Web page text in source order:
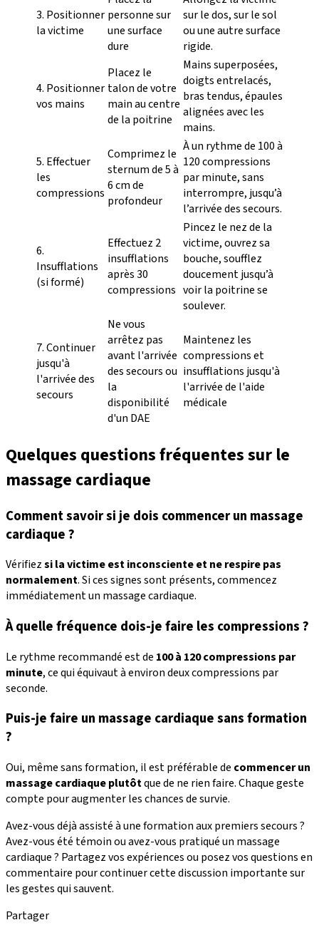
3. Positionner
la victime
personne sur
une surface
dure
sur le dos, sur le sol
ou une autre surface
rigide.
4. Positionner
vos mains
Placez le
talon de votre
main au centre
de la poitrine
Mains superposées,
doigts entrelacés,
bras tendus, épaules
alignées avec les
mains.
5. Effectuer
les
compressions
Comprimez le
sternum de 5 à
6 cm de
profondeur
À un rythme de 100 à
120 compressions
par minute, sans
interrompre, jusqu’à
l’arrivée des secours.
6.
Insufflations
(si formé)
Effectuez 2
insufflations
après 30
compressions
Pincez le nez de la
victime, ouvrez sa
bouche, soufflez
doucement jusqu’à
voir la poitrine se
soulever.
7. Continuer
jusqu'à
l'arrivée des
secours
Ne vous
arrêtez pas
avant l'arrivée
des secours ou
la
disponibilité
d'un DAE
Maintenez les
compressions et
insufflations jusqu'à
l'arrivée de l'aide
médicale
Quelques questions fréquentes sur le
massage cardiaque
Comment savoir si je dois commencer un massage
cardiaque ?
Vérifiezsi la victime est inconsciente et ne respire pas
normalement. Si ces signes sont présents, commencez
immédiatement un massage cardiaque.
À quelle fréquence dois-je faire les compressions ?
Le rythme recommandé est de 100 à 120 compressions par
minute, ce qui équivaut à environ deux compressions par
seconde.
Puis-je faire un massage cardiaque sans formation
?
Oui, même sans formation, il est préférable de commencer un
massage cardiaque plutôtque de ne rien faire. Chaque geste
compte pour augmenter les chances de survie.
Avez-vous déjà assisté à une formation aux premiers secours ?
Avez-vous été témoin ou avez-vous pratiqué un massage
cardiaque ? Partagez vos expériences ou posez vos questions en
commentaire pour continuer cette discussion importante sur
les gestes qui sauvent.
Partager